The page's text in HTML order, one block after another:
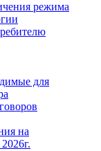
режима
для
на